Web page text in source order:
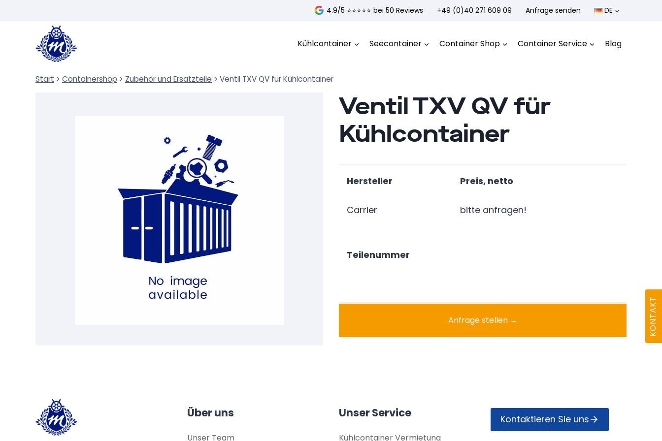
4.9/5 ⭐️⭐️⭐️⭐️⭐️ bei 50 Reviews +49 (0)40 271 609 09 Anfrage senden DE
Kühlcontainer Seecontainer Container Shop Container Service Blog
Start > Containershop > Zubehör und Ersatzteile > Ventil TXV QV für Kühlcontainer
Ventil TXV QV für
Kühlcontainer
Hersteller
Carrier
Preis, netto
bitte anfragen!
Teilenummer
Anfrage stellen →
Über uns
Unser Team
Unser Service
Kühlcontainer Vermietung
Kontak­tieren Sie uns
KONTAKT